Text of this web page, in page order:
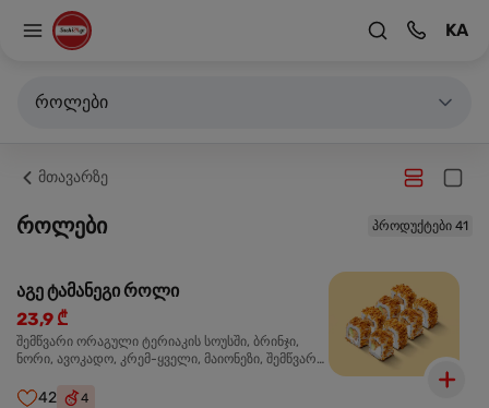
KA
როლები
მთავარზე
როლები პროდუქტები 41
აგე ტამანეგი როლი
23,9 ₾
შემწვარი ორაგული ტერიაკის სოუსში, ბრინჯი,
ნორი, ავოკადო, კრემ-ყველი, მაიონეზი, შემწვარი
42 4